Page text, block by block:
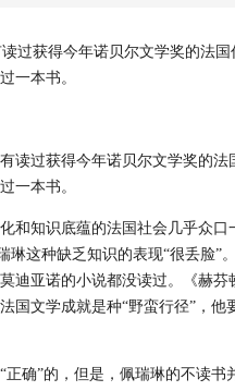
过获得今年诺贝尔文学奖的法国
一本书。
过获得今年诺贝尔文学奖的法
一本书。
知识底蕴的法国社会几乎众口
琳这种缺乏知识的表现“很丢脸”
迪亚诺的小说都没读过。《赫芬
国文学成就是种“野蛮行径”，他
确”的，但是，佩瑞琳的不读书